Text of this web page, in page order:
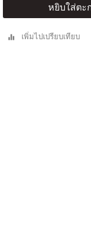
หยิบใส่ตะ
เพิ่มไปเปรียบเทียบ